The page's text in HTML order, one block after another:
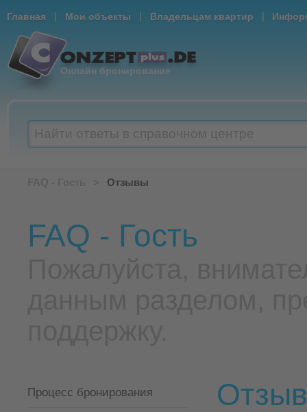
Главная | Мои объекты | Владельцам квартир |
Онлайн бронирование
Отзывы
FAQ - Гость
Процесс бронирования